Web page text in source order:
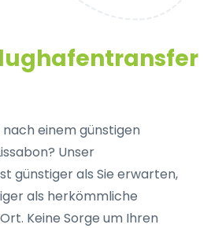
nach einem günstigen
Unser
günstiger als Sie erwarten,
als herkömmliche
Keine Sorge um Ihren